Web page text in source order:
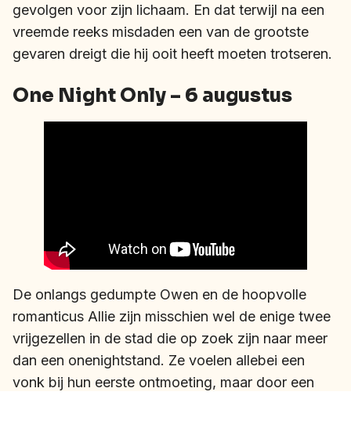
gevolgen voor zijn lichaam. En dat terwijl na een
vreemde reeks misdaden een van de grootste
gevaren dreigt die hij ooit heeft moeten trotseren.
One Night Only – 6 augustus
De onlangs gedumpte Owen en de hoopvolle
romanticus Allie zijn misschien wel de enige twee
vrijgezellen in de stad die op zoek zijn naar meer
dan een onenightstand. Ze voelen allebei een
vonk bij hun eerste ontmoeting, maar door een